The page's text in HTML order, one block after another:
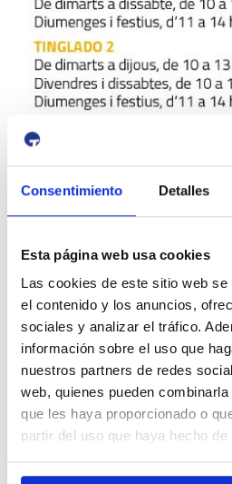
Consentimiento Detalles
Esta página web usa cookies
Las cookies de este sitio web
el contenido y los anuncios,
sociales y analizar el tráfico.
información sobre el uso que
nuestros partners de redes
web, quienes pueden
que les haya proporcionado o
partir del uso que haya hecho